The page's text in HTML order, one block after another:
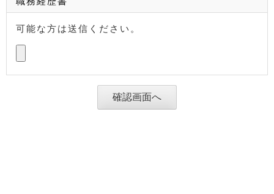
可能な方は送信ください。